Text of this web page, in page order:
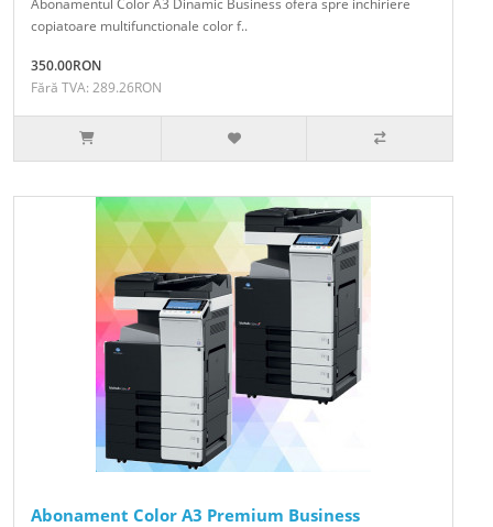
Abonamentul Color A3 Dinamic Business ofera spre inchiriere
copiatoare multifunctionale color f..
350.00RON
Fără TVA: 289.26RON
Abonament Color A3 Premium Business